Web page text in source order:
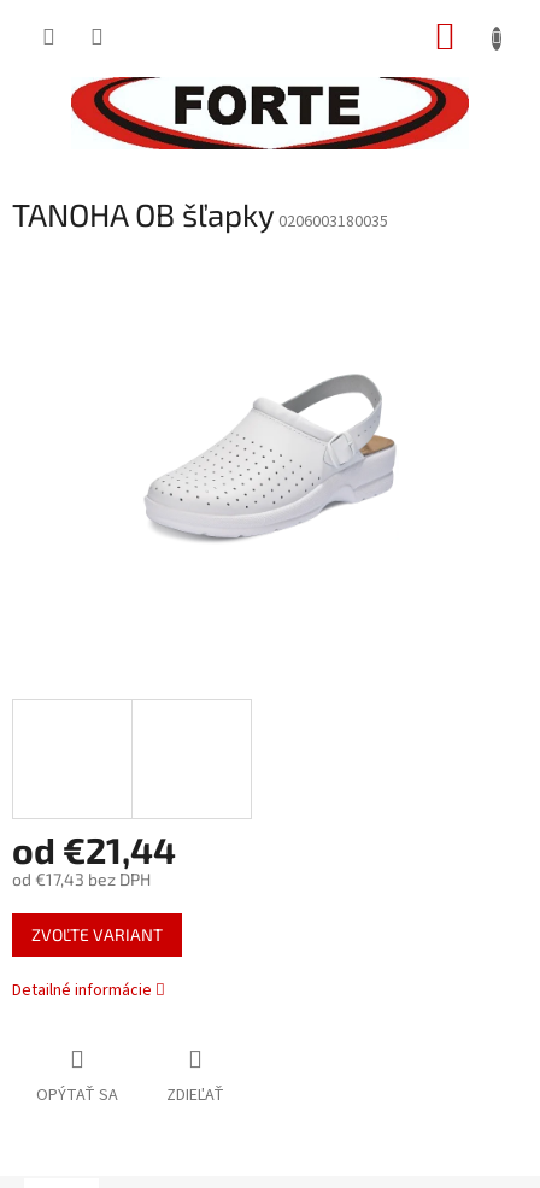
TANOHA OB šľapky 0206003180035
od €21,44
od €17,43 bez DPH
Jednotková
cena:
ZVOĽTE VARIANT
Detailné informácie
OPÝTAŤ SA ZDIEĽAŤ